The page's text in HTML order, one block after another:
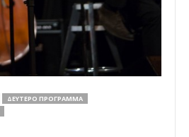
ΔΕΎΤΕΡΟ ΠΡΌΓΡΑΜΜΑ